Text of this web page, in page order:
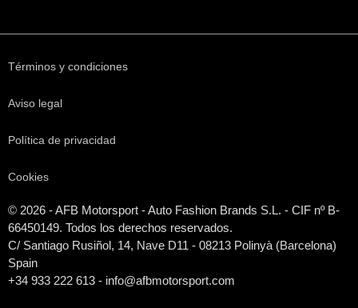
Términos y condiciones
Aviso legal
Política de privacidad
Cookies
© 2026 - AFB Motorsport - Auto Fashion Brands S.L. - CIF nº B-
66450149. Todos los derechos reservados.
C/ Santiago Rusiñol, 14, Nave D11 - 08213 Polinyà (Barcelona)
Spain
+34 933 222 613 - info@afbmotorsport.com